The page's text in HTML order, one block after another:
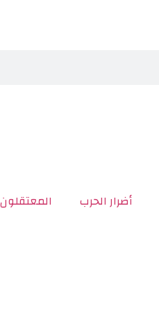
أضرار الحرب المعتقلون